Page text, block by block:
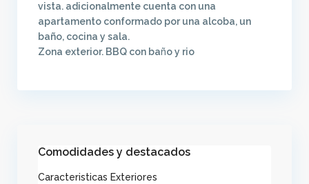
vista. adicionalmente cuenta con una
apartamento conformado por una alcoba, un
baño, cocina y sala.
Zona exterior. BBQ con baño y rio
Comodidades y destacados
Caracteristicas Exteriores